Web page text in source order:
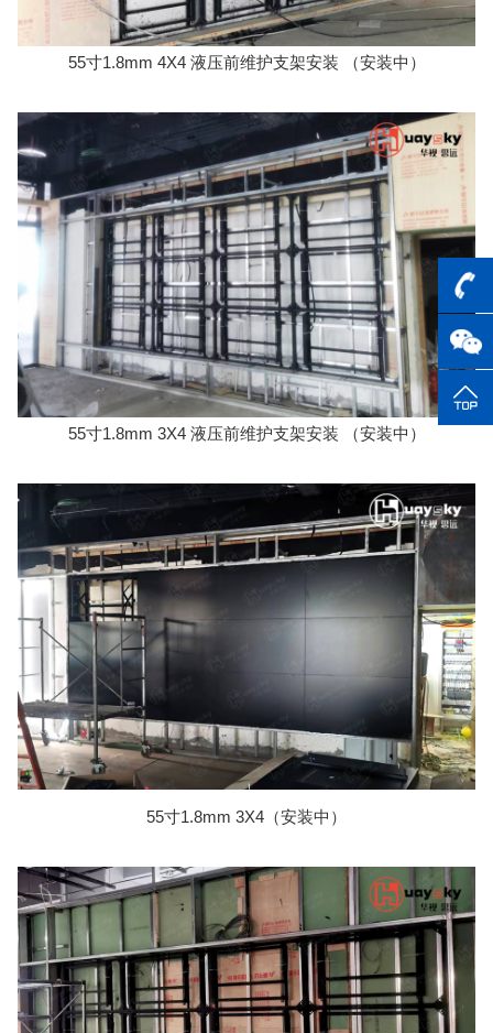
55寸1.8mm 4X4 液压前维护支架安装 （安装中）
55寸1.8mm 3X4 液压前维护支架安装 （安装中）
55寸1.8mm 3X4（安装中）